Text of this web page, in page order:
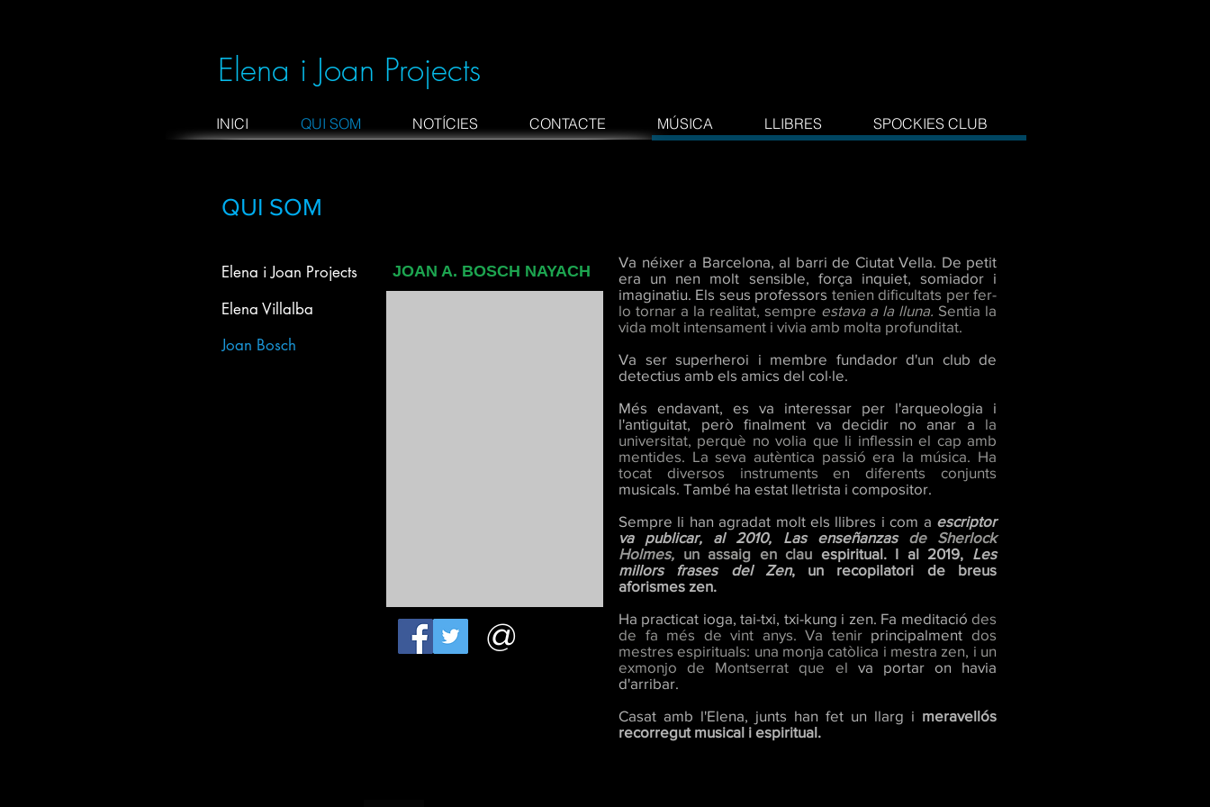
QUI SOM
Elena i Joan Projects
Elena Villalba
Joan Bosch
JOAN A. BOSCH NAYACH
@
Va néixer a Barcelona, al barri de Ciutat Vella. De petit
era un nen molt sensible, força inquiet, somiador i
imaginatiu. Els seus professors teniendificultats per fer-
lo tornar a la realitat, sempre estava a la lluna. Sentia la
vida molt intensament i vivia amb molta profunditat.
Va ser superheroi i membre fundador d'un club de
detectius amb els amics del col·le.
Més endavant, es va interessar per l'arqueologia i
l'antiguitat, però finalment va decidir no anar a la
universitat, perquè no volia que li inflessin el cap amb
mentides. La seva autèntica passió era la música. Ha
tocat diversos instruments en diferents conjunts
musicals. També ha estat lletrista i compositor.
Sempre li han agradat molt els llibres i com a escriptor
va publicar, al 2010, Las enseñanzas de Sherlock
Holmes, un assaig en clau espiritual. I al 2019, Les
millors frases del Zen, un recopilatori de breus
aforismes zen.
Ha practicat ioga, tai-txi, txi-kung i zen. Fa meditaciódes
de fa més de vint anys. Va tenir principalmentdos
mestres espirituals: una monja catòlica i mestra zen, i un
exmonjo de Montserrat que el va portar on havia
d'arribar.
Casat amb l'Elena, junts han fet un llarg i meravellós
recorregut musical i espiritual.
INICI QUI SOM NOTÍCIES CONTACTE MÚSICA LLIBRES SPOCKIES CLUB
Elena i Joan Projects